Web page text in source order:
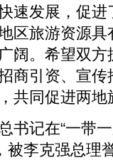
速发展，促
区旅游资源
阔。希望双
商引资、宣
共同促进两
记在“一带一
被李克强总理